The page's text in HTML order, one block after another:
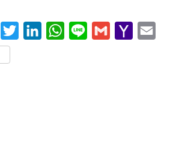
FacebookTwitter LinkedInWhatsApp
Line Gmail
Yahoo